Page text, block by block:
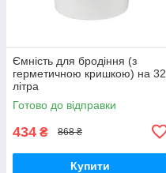
Ємність для бродіння (з
герметичною кришкою) на 32
літра
Готово до відправки
434 ₴ 868 ₴
Купити